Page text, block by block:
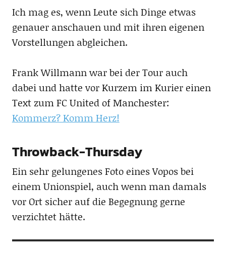
Ich mag es, wenn Leute sich Dinge etwas
genauer anschauen und mit ihren eigenen
Vorstellungen abgleichen.
Frank Willmann war bei der Tour auch
dabei und hatte vor Kurzem im Kurier einen
Text zum FC United of Manchester:
Kommerz? Komm Herz!
Throwback-Thursday
Ein sehr gelungenes Foto eines Vopos bei
einem Unionspiel, auch wenn man damals
vor Ort sicher auf die Begegnung gerne
verzichtet hätte.